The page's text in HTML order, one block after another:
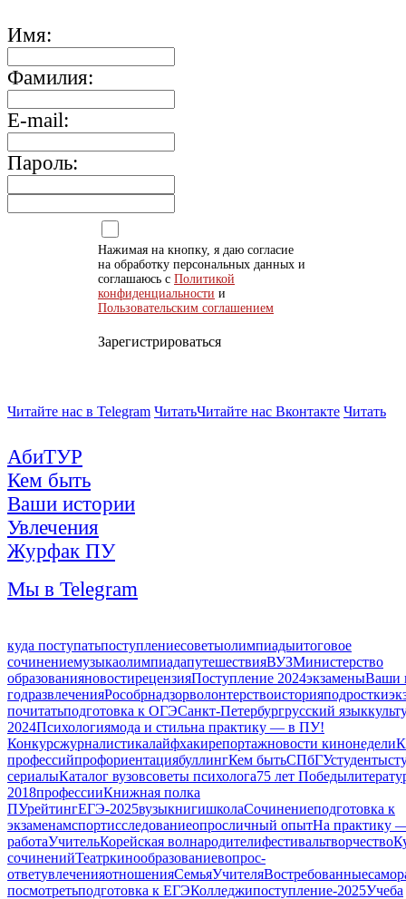
Имя:
Фамилия:
E-mail:
Пароль:
Нажимая на кнопку, я даю согласие
на обработку персональных данных и
соглашаюсь с Политикой
конфиденциальности и
Пользовательским соглашением
Зарегистрироваться
Читайте нас в Telegram ЧитатьЧитайте нас Вконтакте Читать
АбиТУР
Кем быть
Ваши истории
Увлечения
Журфак ПУ
Мы в Telegram
куда поступатьпоступлениесоветыолимпиадыитоговое
сочинениемузыкаолимпиадапутешествияВУЗМинистерство
образованияновостирецензияПоступление 2024экзаменыВаши
годразвлеченияРособрнадзорволонтерствоисторияподростки
почитатьподготовка к ОГЭСанкт-Петербургрусский язык
2024Психологиямода и стильна практику — в ПУ!
Конкурсжурналистикалайфхакирепортажновости кинонедели
профессийпрофориентациябуллингКем бытьСПбГУстуденты
сериалыКаталог вузовсоветы психолога75 лет Победы
2018профессииКнижная полка
ПУрейтингЕГЭ-2025вузыкнигишколаСочинениеподготовка к
экзаменамспортисследованиеопросличный опытНа практику
работаУчительКорейская волнародителифестивальтворчество
сочиненийТеатркинообразованиевопрос-
ответувлеченияотношенияСемьяУчителяВостребованные
посмотретьподготовка к ЕГЭКолледжипоступление-2025Учеба